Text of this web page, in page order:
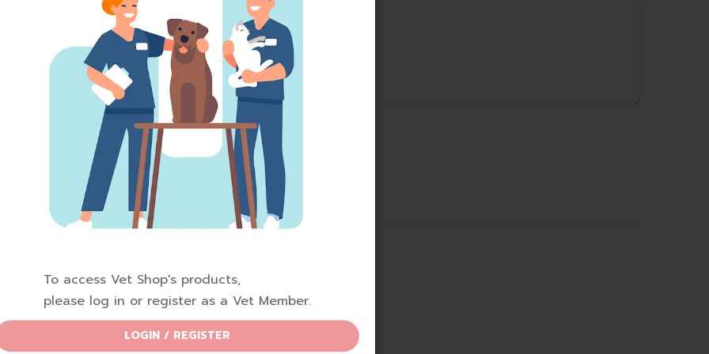
To access Vet Shop's products,
please log in or register as a Vet Member.
LOGIN / REGISTER
Related Products subtitle
Related Products